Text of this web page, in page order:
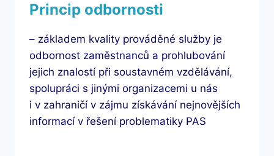
Princip odbornosti
– základem kvality prováděné služby je
odbornost zaměstnanců a prohlubování
jejich znalostí při soustavném vzdělávání,
spolupráci s jinými organizacemi u nás
i v zahraničí v zájmu získávání nejnovějších
informací v řešení problematiky PAS